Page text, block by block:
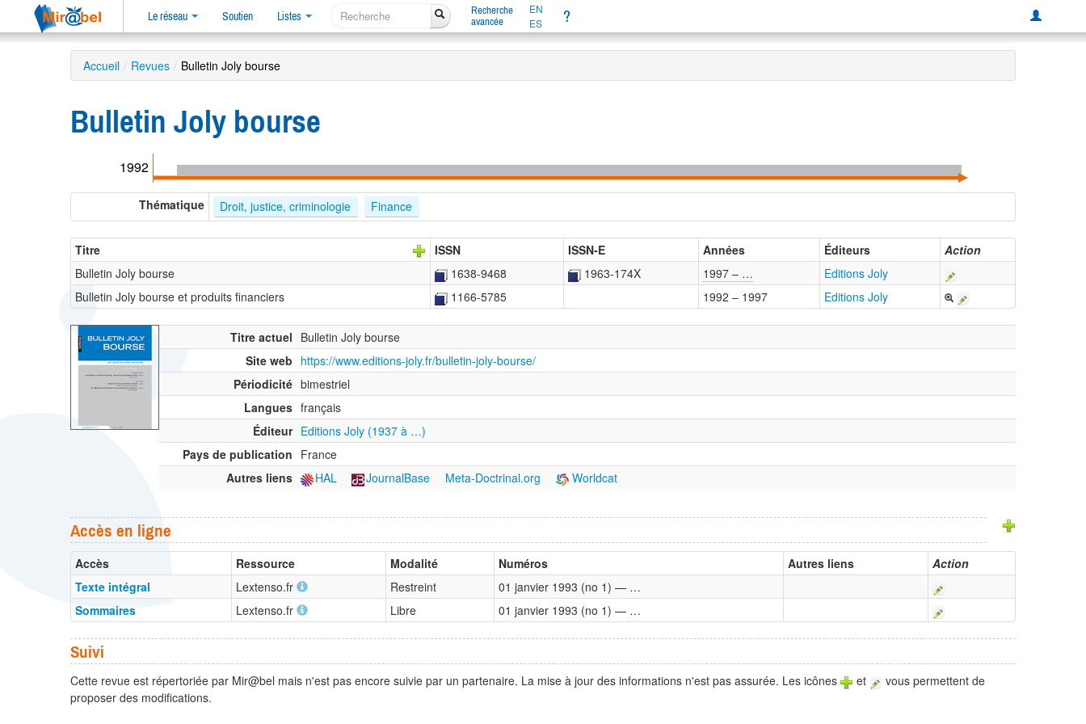
Le réseau Soutien Listes
Recherche
avancée
EN
ES
?
Accueil / Revues / Bulletin Joly bourse
Bulletin Joly bourse
1992
Thématique Droit, justice, criminologie Finance
Titre ISSN ISSN-E Années Éditeurs
Action
Bulletin Joly bourse
1638-9468 1963-174X 1997 – …
Editions Joly
Bulletin Joly bourse et produits financiers
1166-5785 1992 – 1997 Editions Joly
Titre actuel Bulletin Joly bourse
Site web https://www.editions-joly.fr/bulletin-joly-bourse/
Périodicité bimestriel
Langues français
Éditeur Editions Joly (1937 à …)
Pays de publication France
Autres liens
HAL JournalBase Meta-Doctrinal.org Worldcat
Accès en ligne
Accès Ressource Modalité Numéros Autres liens
Action
Texte intégral
Lextenso.fr Restreint
01 janvier 1993 (no 1) — …
Sommaires
Lextenso.fr Libre 01 janvier 1993 (no 1) — …
Suivi
Cette revue est répertoriée par Mir@bel mais n'est pas encore suivie par un partenaire. La mise à jour des informations n'est pas assurée. Les icônes et
vous permettent de
proposer des modifications.